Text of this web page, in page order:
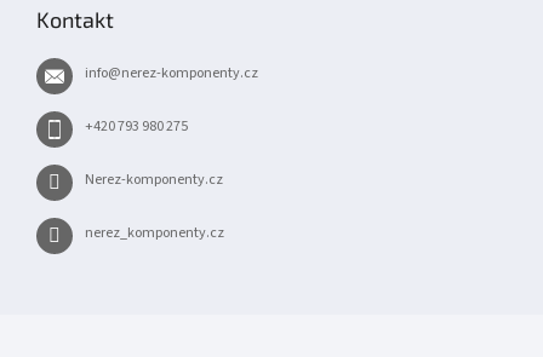
Kontakt
info@nerez-komponenty.cz
+420 793 980 275
Nerez-komponenty.cz
nerez_komponenty.cz